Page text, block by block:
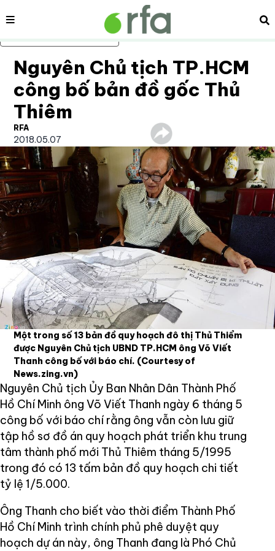
Bỏ qua nội dung chính
Nội dung
Nguyên Chủ tịch TP.HCM
công bố bản đồ gốc Thủ
Thiêm
RFA
2018.05.07
Một trong số 13 bản đồ quy hoạch đô thị Thủ Thiểm
được Nguyên Chủ tịch UBND TP.HCM ông Võ Viết
Thanh công bố với báo chí. (Courtesy of
News.zing.vn)
Nguyên Chủ tịch Ủy Ban Nhân Dân Thành Phố
Hồ Chí Minh ông Võ Viết Thanh ngày 6 tháng 5
công bố với báo chí rằng ông vẫn còn lưu giữ
tập hồ sơ đồ án quy hoạch phát triển khu trung
tâm thành phố mới Thủ Thiêm tháng 5/1995
trong đó có 13 tấm bản đồ quy hoạch chi tiết
tỷ lệ 1/5.000.
Ông Thanh cho biết vào thời điểm Thành Phố
Hồ Chí Minh trình chính phủ phê duyệt quy
hoạch dự án này, ông Thanh đang là Phó Chủ